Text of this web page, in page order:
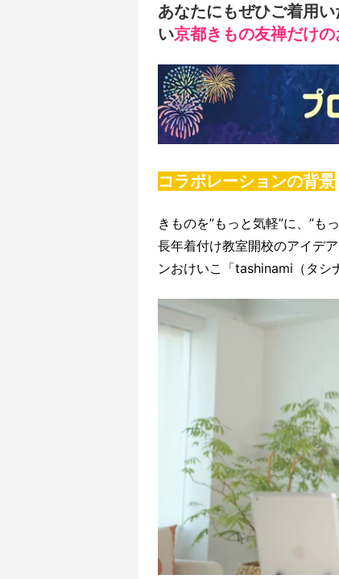
あなたにもぜひご着用
い京都きもの友禅だけの
コラボレーションの背景
きものを”もっと気軽”に、”も
長年着付け教室開校のアイデ
ンおけいこ「tashinami（タシ